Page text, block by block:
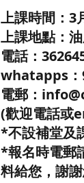
上課時間：3
上課地點：
電話：
whatapps：
電郵：
(歡迎電話或
*不設補堂及
*報名時電郵
料給您，謝